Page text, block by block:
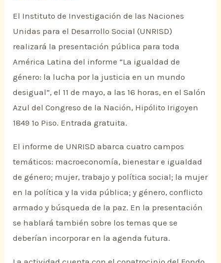
El Instituto de Investigación de las Naciones
Unidas para el Desarrollo Social (UNRISD)
realizará la presentación pública para toda
América Latina del informe “La igualdad de
género: la lucha por la justicia en un mundo
desigual”, el 11 de mayo, a las 16 horas, en el Salón
Azul del Congreso de la Nación, Hipólito Irigoyen
1849 1º Piso. Entrada gratuita.
El informe de UNRISD abarca cuatro campos
temáticos: macroeconomía, bienestar e igualdad
de género; mujer, trabajo y política social; la mujer
en la política y la vida pública; y género, conflicto
armado y búsqueda de la paz. En la presentación
se hablará también sobre los temas que se
deberían incorporar en la agenda futura.